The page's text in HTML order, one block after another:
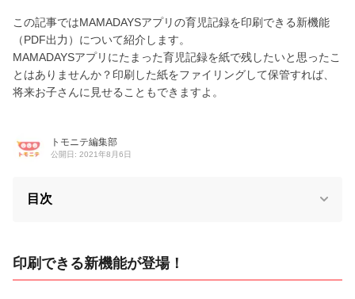
この記事ではMAMADAYSアプリの育児記録を印刷できる新機能
（PDF出力）について紹介します。
MAMADAYSアプリにたまった育児記録を紙で残したいと思ったこ
とはありませんか？印刷した紙をファイリングして保管すれば、
将来お子さんに見せることもできますよ。
トモニテ編集部
公開日: 2021年8月6日
目次
印刷できる新機能が登場！